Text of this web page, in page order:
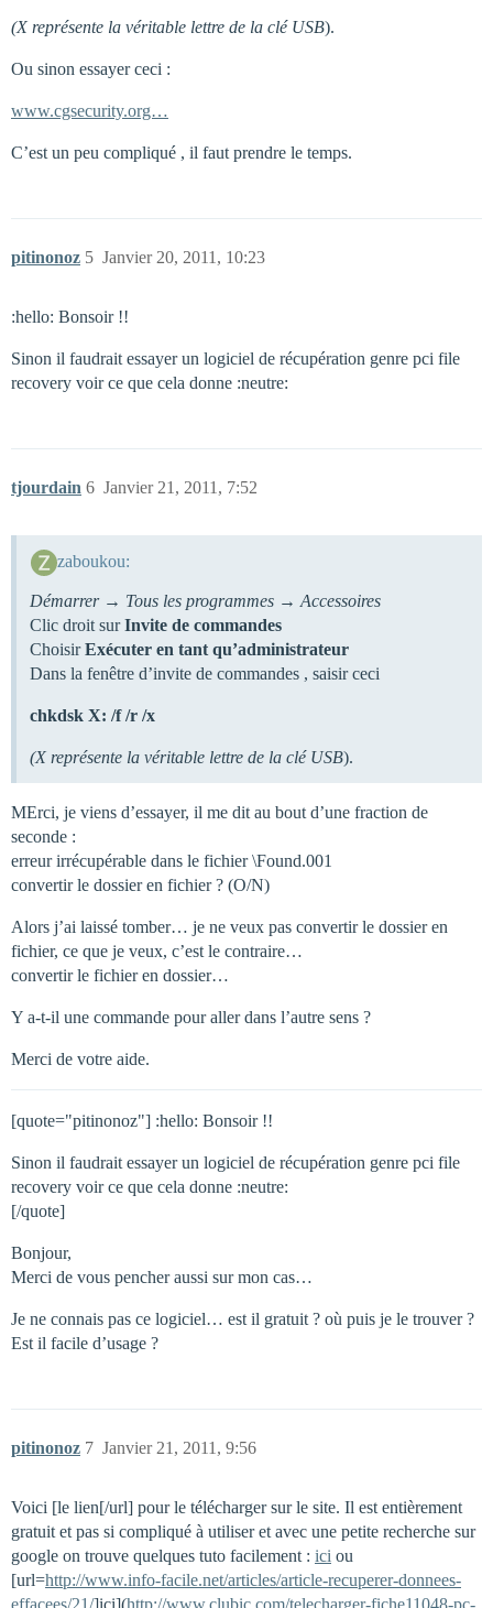
(X représente la véritable lettre de la clé USB).
Ou sinon essayer ceci :
www.cgsecurity.org…
C’est un peu compliqué , il faut prendre le temps.
pitinonoz Janvier 20, 2011, 10:23
5
:hello: Bonsoir !!
Sinon il faudrait essayer un logiciel de récupération genre pci file
recovery voir ce que cela donne :neutre:
tjourdain Janvier 21, 2011, 7:52
6
zaboukou:
Démarrer → Tous les programmes → Accessoires
Clic droit surInvite de commandes
ChoisirExécuter en tant qu’administrateur
Dans la fenêtre d’invite de commandes , saisir ceci
chkdsk X: /f /r /x
(X représente la véritable lettre de la clé USB).
MErci, je viens d’essayer, il me dit au bout d’une fraction de
seconde :
erreur irrécupérable dans le fichier \Found.001
convertir le dossier en fichier ? (O/N)
Alors j’ai laissé tomber… je ne veux pas convertir le dossier en
fichier, ce que je veux, c’est le contraire…
convertir le fichier en dossier…
Y a-t-il une commande pour aller dans l’autre sens ?
Merci de votre aide.
[quote="pitinonoz"] :hello: Bonsoir !!
Sinon il faudrait essayer un logiciel de récupération genre pci file
recovery voir ce que cela donne :neutre:
[/quote]
Bonjour,
Merci de vous pencher aussi sur mon cas…
Je ne connais pas ce logiciel… est il gratuit ? où puis je le trouver ?
Est il facile d’usage ?
pitinonoz Janvier 21, 2011, 9:56
7
Voici [le lien[/url] pour le télécharger sur le site. Il est entièrement
gratuit et pas si compliqué à utiliser et avec une petite recherche sur
google on trouve quelques tuto facilement : ici ou
[url=http://www.info-facile.net/articles/article-recuperer-donnees-
effacees/21/]ici](http://www.clubic.com/telecharger-fiche11048-pc-